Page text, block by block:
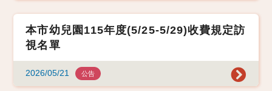
本市幼兒園115年度(5/25-5/29)收費規定訪
視名單
2026/05/21 公告